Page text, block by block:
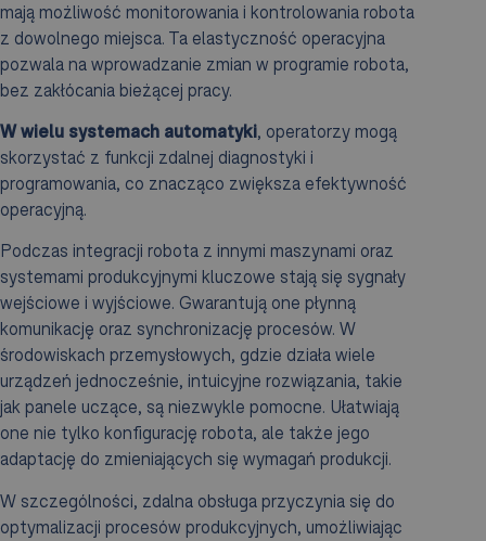
mają możliwość monitorowania i kontrolowania robota
z dowolnego miejsca. Ta elastyczność operacyjna
pozwala na wprowadzanie zmian w programie robota,
bez zakłócania bieżącej pracy.
W wielu systemach automatyki, operatorzy mogą
skorzystać z funkcji zdalnej diagnostyki i
programowania, co znacząco zwiększa efektywność
operacyjną.
Podczas integracji robota z innymi maszynami oraz
systemami produkcyjnymi kluczowe stają się sygnały
wejściowe i wyjściowe. Gwarantują one płynną
komunikację oraz synchronizację procesów. W
środowiskach przemysłowych, gdzie działa wiele
urządzeń jednocześnie, intuicyjne rozwiązania, takie
jak panele uczące, są niezwykle pomocne. Ułatwiają
one nie tylko konfigurację robota, ale także jego
adaptację do zmieniających się wymagań produkcji.
W szczególności, zdalna obsługa przyczynia się do
optymalizacji procesów produkcyjnych, umożliwiając